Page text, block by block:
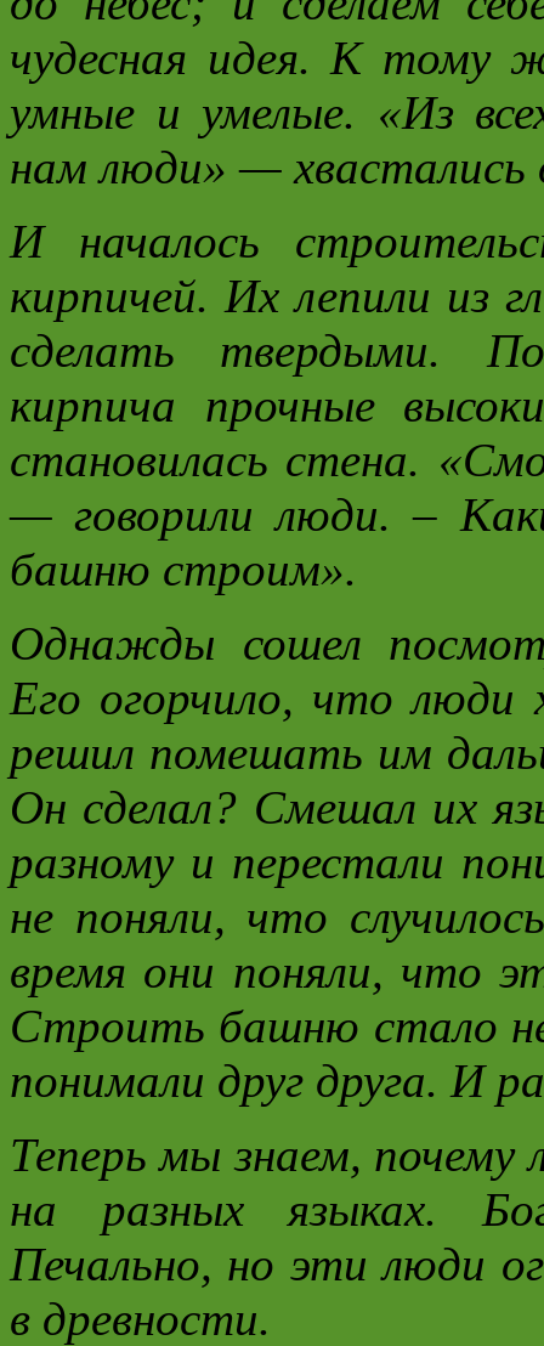
чудесная идея. К тому
умные и умелые. «Из
нам люди» — хвастались
И началось
кирпичей. Их лепили из
сделать твердыми.
кирпича прочные
становилась стена.
— говорили люди. –
башню строим».
Однажды сошел
Его огорчило, что люди
решил помешать им
Он сделал? Смешал их
разному и перестали
не поняли, что
время они поняли, что
Строить башню стало
понимали друг друга. И
Теперь мы знаем, почему
на разных языках.
Печально, но эти люди
в древности.